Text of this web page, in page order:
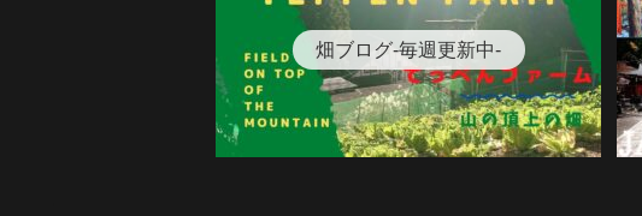
畑ブログ-毎週更新中-